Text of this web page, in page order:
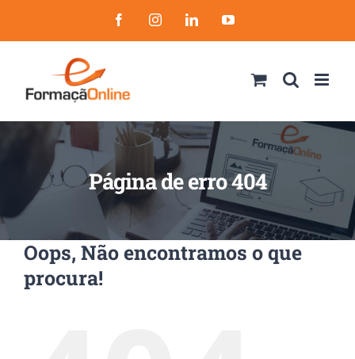
to
FacebookInstagramLinkedInYouTube
Página de erro 404
Oops, Não encontramos o que
procura!